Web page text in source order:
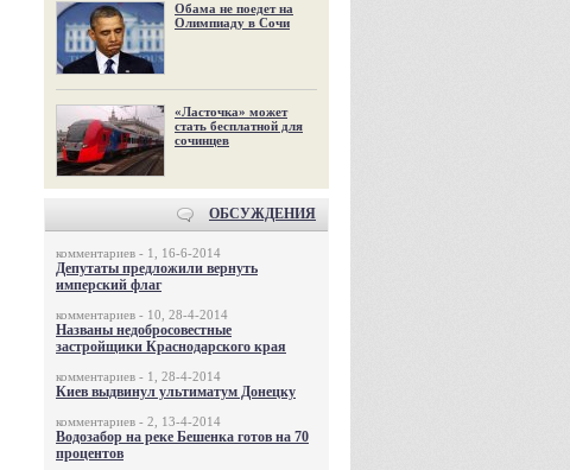
Обама не поедет на
Олимпиаду в Сочи
«Ласточка» может
стать бесплатной для
сочинцев
ОБСУЖДЕНИЯ
комментариев - 1, 16-6-2014
Депутаты предложили вернуть
имперский флаг
комментариев - 10, 28-4-2014
Названы недобросовестные
застройщики Краснодарского края
комментариев - 1, 28-4-2014
Киев выдвинул ультиматум Донецку
комментариев - 2, 13-4-2014
Водозабор на реке Бешенка готов на 70
процентов